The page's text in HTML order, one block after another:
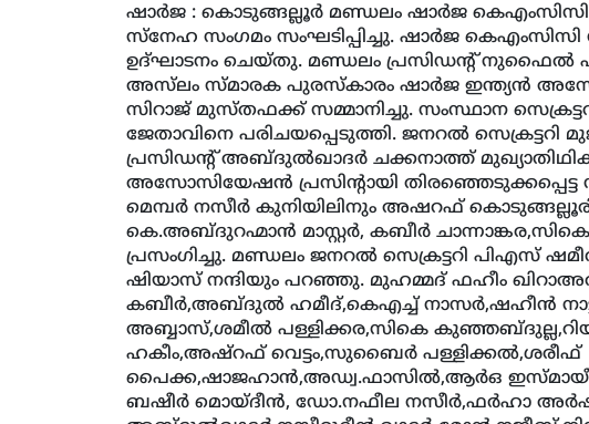
ഷാര്‍ജ : കൊടുങ്ങല്ലൂര്‍ മണ്ഡലം ഷാര്‍ജ കെഎംസിസി
സ്‌നേഹ സംഗമം സംഘടിപ്പിച്ചു. ഷാര്‍ജ
ഉദ്ഘാടനം ചെയ്തു. മണ്ഡലം പ്രസിഡന്റ് നുഫൈല്‍
അസ്‌ലം സ്മാരക പുരസ്‌കാരം ഷാര്‍ജ ഇന്ത്യന്‍
സിറാജ് മുസ്തഫക്ക് സമ്മാനിച്ചു. സംസ്ഥാന
ജേതാവിനെ പരിചയപ്പെടുത്തി. ജനറല്‍ സെക്രട്ടറി
പ്രസിഡന്റ് അബ്ദുല്‍ഖാദര്‍ ചക്കനാത്ത്
അസോസിയേഷന്‍ പ്രസിന്റായി തിരഞ്ഞെടുക്കപ്പെട്ട
മെമ്പര്‍ നസീര്‍ കുനിയിലിനും അഷറഫ്
കെ.അബ്ദുറഹ്മാന്‍ മാസ്റ്റര്‍, കബീര്‍
പ്രസംഗിച്ചു. മണ്ഡലം ജനറല്‍ സെക്രട്ടറി പിഎസ്
ഷിയാസ് നന്ദിയും പറഞ്ഞു. മുഹമ്മദ് ഫഹീം
കബീര്‍,അബ്ദുല്‍ ഹമീദ്,കെഎച്ച് നാസര്‍,ഷഹീന്‍
അബ്ബാസ്,ശമീല്‍ പള്ളിക്കര,സികെ
ഹകീം,അഷ്‌റഫ് വെട്ടം,സുബൈര്‍ പള്ളിക്കല്‍,ശരീഫ്
പൈക്ക,ഷാജഹാന്‍,അഡ്വ.ഫാസില്‍,ആര്‍ഒ
ബഷീര്‍ മൊയ്ദീന്‍, ഡോ.നഫീല നസീര്‍,ഫര്‍ഹാ